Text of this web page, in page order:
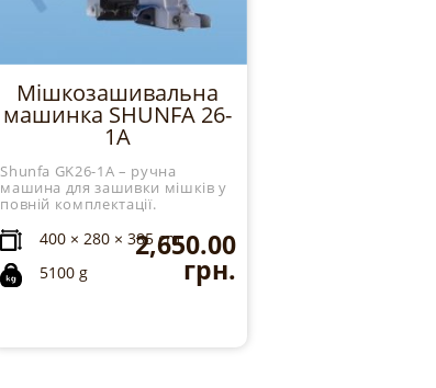
Мішкозашивальна
машинка SHUNFA 26-
1A
Shunfa GK26-1A – ручна
машина для зашивки мішків у
повній комплектації.
400 × 280 × 385 cm
5100 g
2,650.00
грн.